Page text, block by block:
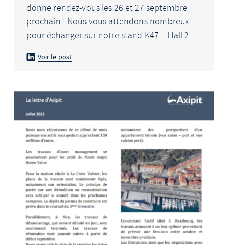
donne rendez-vous les 26 et 27 septembre
prochain ! Nous vous attendons nombreux
pour échanger sur notre stand K47 – Hall 2.
Voir le post